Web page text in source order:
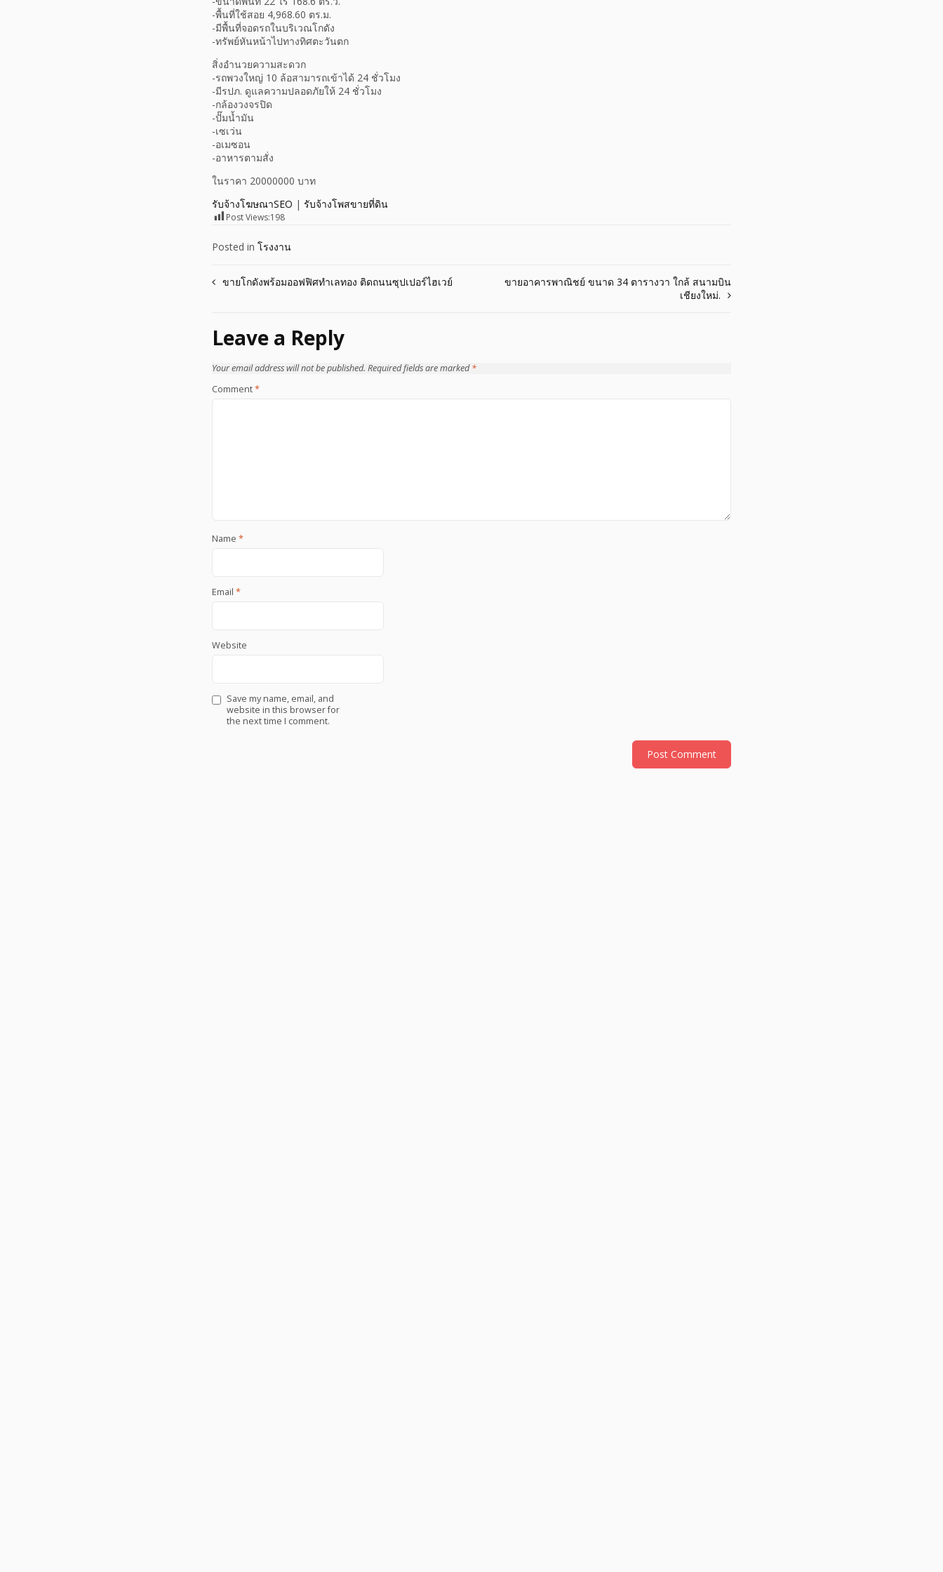
-พื้นที่ใช้สอย 4,968.60 ตร.ม.
-มีพื้นที่จอดรถในบริเวณโกดัง
-ทรัพย์หันหน้าไปทางทิศตะวันตก
สิ่งอำนวยความสะดวก
-รถพวงใหญ่ 10 ล้อสามารถเข้าได้ 24 ชั่วโมง
-มีรปภ. ดูแลความปลอดภัยให้ 24 ชั่วโมง
-กล้องวงจรปิด
-ปั๊มน้ำมัน
-เซเว่น
-อเมซอน
-อาหารตามสั่ง
ในราคา 20000000 บาท
รับจ้างโฆษณาSEO | รับจ้างโพสขายที่ดิน
Post Views:198
Posted in โรงงาน
Post
ขายโกดังพร้อมออฟฟิศทำเลทอง ติดถนนซุปเปอร์ไฮเวย์
ขายอาคารพาณิชย์ ขนาด 34 ตารางวา ใกล้ สนามบิน
เชียงใหม่.
Leave a Reply
Your email address will not be published. Required fields are marked*
Comment*
Name *
Email *
Website
Save my name, email, and
website in this browser for
the next time I comment.